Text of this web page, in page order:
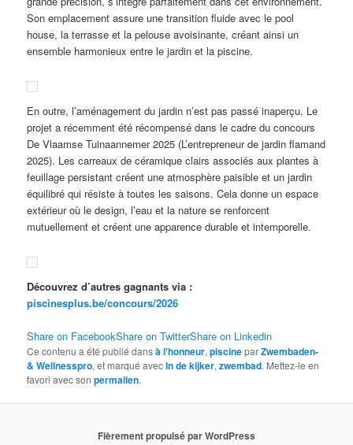
Son emplacement assure une transition fluide avec le pool
house, la terrasse et la pelouse avoisinante, créant ainsi un
ensemble harmonieux entre le jardin et la piscine.
En outre, l’aménagement du jardin n’est pas passé inaperçu. Le
projet a récemment été récompensé dans le cadre du concours
De Vlaamse Tuinaannemer 2025 (L’entrepreneur de jardin flamand
2025). Les carreaux de céramique clairs associés aux plantes à
feuillage persistant créent une atmosphère paisible et un jardin
équilibré qui résiste à toutes les saisons. Cela donne un espace
extérieur où le design, l’eau et la nature se renforcent
mutuellement et créent une apparence durable et intemporelle.
Découvrez d’autres gagnants via :
piscinesplus.be/concours/2026
Share on FacebookShare on TwitterShare on Linkedin
Ce contenu a été publié dansà l'honneur,piscineparZwembaden-
& Wellnesspro, et marqué avecIn de kijker,zwembad. Mettez-le en
favori avec sonpermalien.
Fièrement propulsé par WordPress